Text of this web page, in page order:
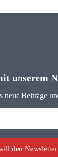
unserem
neue Beiträge